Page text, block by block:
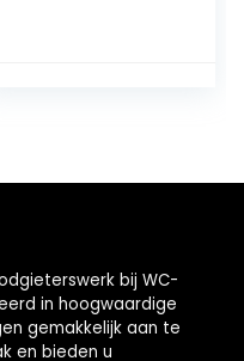
bij WC-
in hoogwaardige
gemakkelijk aan te
en bieden u